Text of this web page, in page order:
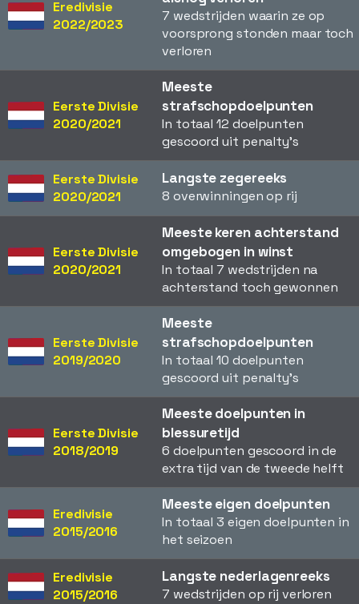
Eredivisie
2022/2023
7 wedstrijden waarin ze op
voorsprong stonden maar toch
verloren
Eerste Divisie
2020/2021
Meeste
strafschopdoelpunten
In totaal 12 doelpunten
gescoord uit penalty's
Eerste Divisie
2020/2021
Langste zegereeks
8 overwinningen op rij
Eerste Divisie
2020/2021
Meeste keren achterstand
omgebogen in winst
In totaal 7 wedstrijden na
achterstand toch gewonnen
Eerste Divisie
2019/2020
Meeste
strafschopdoelpunten
In totaal 10 doelpunten
gescoord uit penalty's
Eerste Divisie
2018/2019
Meeste doelpunten in
blessuretijd
6 doelpunten gescoord in de
extra tijd van de tweede helft
Eredivisie
2015/2016
Meeste eigen doelpunten
In totaal 3 eigen doelpunten in
het seizoen
Eredivisie
2015/2016
Langste nederlagenreeks
7 wedstrijden op rij verloren